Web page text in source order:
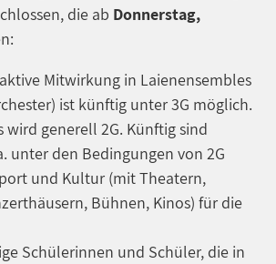
die ab Donnerstag,
Mitwirkung in Laienensembles
ist künftig unter 3G möglich.
wird generell 2G. Künftig sind
unter den Bedingungen von 2G
und Kultur (mit Theatern,
Bühnen, Kinos) für die
Schülerinnen und Schüler, die in